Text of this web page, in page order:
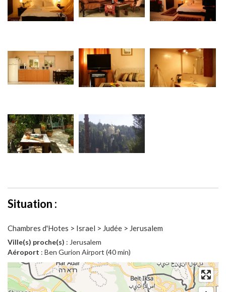
Situation :
Chambres d'Hotes > Israel > Judée > Jerusalem
Ville(s) proche(s) : Jerusalem
Aéroport : Ben Gurion Airport (40 min)